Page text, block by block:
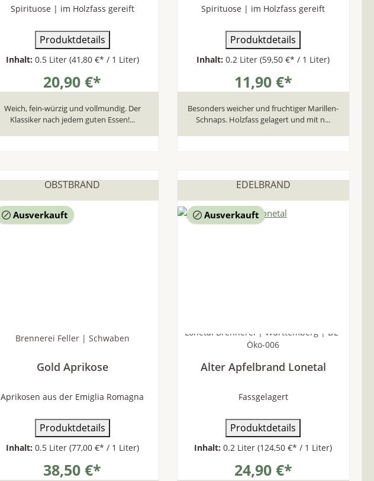
Spirituose | im Holzfass gereift
Produktdetails
Inhalt: 0.5 Liter (41,80 €* / 1 Liter)
20,90 €*
Weich, fein-würzig und vollmundig. Der
Klassiker nach jedem guten Essen!...
Spirituose | im Holzfass gereift
Produktdetails
Inhalt:0.2 Liter(59,50 €* / 1 Liter)
11,90 €*
Besonders weicher und fruchtiger Marillen-
Schnaps. Holzfass gelagert und mit n...
Ausverkauft
OBSTBRAND
Brennerei Feller | Schwaben
Gold Aprikose
Aprikosen aus der Emiglia Romagna
Produktdetails
Inhalt: 0.5 Liter (77,00 €* / 1 Liter)
38,50 €*
Ausverkauft
EDELBRAND
Lonetal Brennerei | Württemberg | DE-
Öko-006
Alter Apfelbrand Lonetal
Fassgelagert
Produktdetails
Inhalt:0.2 Liter(124,50 €* / 1 Liter)
24,90 €*